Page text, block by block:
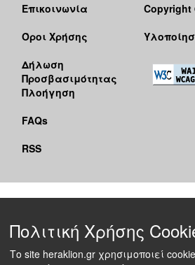
Επικοινωνία
Όροι Χρήσης
Δήλωση
Προσβασιμότητας
Πλοήγηση
FAQs
RSS
Copyright
Πολιτική Χρήσης
Το site heraklion.gr χρησιμοποιεί